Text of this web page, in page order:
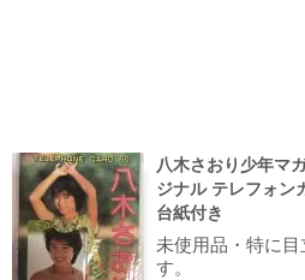
八木さおり少年マ
ジナル テレフォン
台紙付き
未使用品・特に
す。